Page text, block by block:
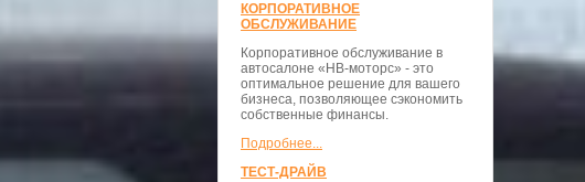
КОРПОРАТИВНОЕ
ОБСЛУЖИВАНИЕ
Корпоративное обслуживание в
автосалоне «НВ-моторс» - это
оптимальное решение для вашего
бизнеса, позволяющее сэкономить
собственные финансы.
Подробнее...
ТЕСТ-ДРАЙВ